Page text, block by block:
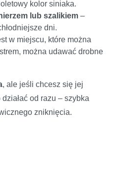
kolor siniaka.
lub szalikiem –
dni.
w miejscu, które można
można udawać drobne
, ale jeśli chcesz się jej
od razu – szybka
zniknięcia.